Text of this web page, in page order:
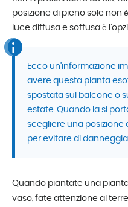
posizione di pieno sole non
luce diffusa e soffusa è
Ecco un’informazione
avere questa pianta
spostata sul balcone o
estate. Quando la si
scegliere una posizione
per evitare di
Quando piantate una
vaso, fate attenzione al